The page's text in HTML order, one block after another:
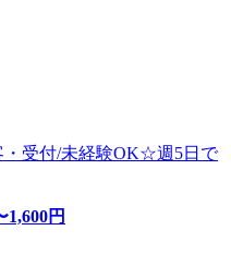
・受付/未経験OK☆週5日で
1,600円